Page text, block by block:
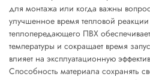
для монтажа или когда важны
улучшенное время тепловой
теплопередающего ПВХ
температуры и сокращает время
влияет на эксплуатационную
Способность материала сохранять